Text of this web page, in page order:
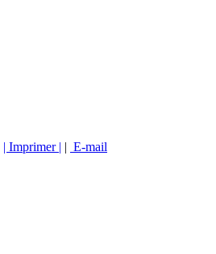
| Imprimer | | E-mail